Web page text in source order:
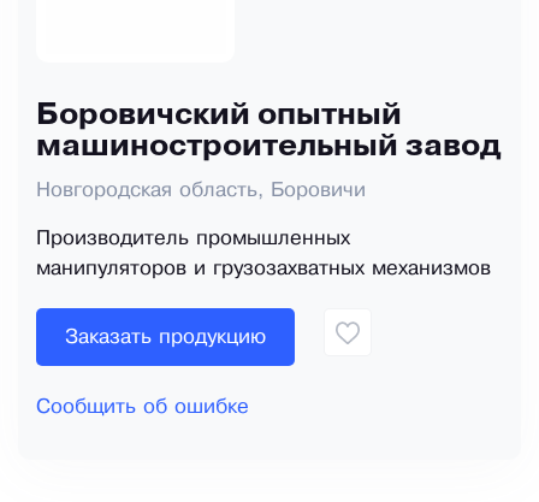
Боровичский опытный
машиностроительный завод
Новгородская область, Боровичи
Производитель промышленных
манипуляторов и грузозахватных механизмов
Заказать продукцию
Сообщить об ошибке